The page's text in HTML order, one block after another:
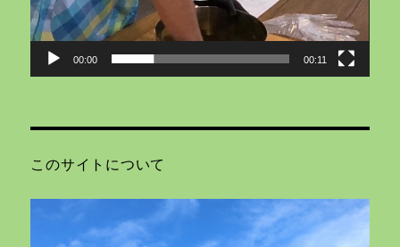
ー
00:00 00:11
このサイトについて